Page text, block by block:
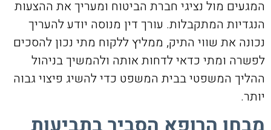
המגעים מול נציגי חברת הביטוח ומעריך את ההצעות
הנגדיות המתקבלות. עורך דין מנוסה יודע להעריך
נכונה את שווי התיק, ממליץ ללקוח מתי נכון להסכים
לפשרה ומתי כדאי לדחות אותה ולהמשיך בניהול
ההליך המשפטי בבית המשפט כדי להשיג פיצוי גבוה
יותר.